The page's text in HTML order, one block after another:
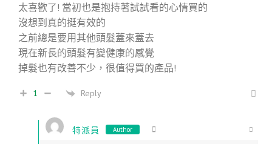
太喜歡了! 當初也是抱持著試試看的心情買的
沒想到真的挺有效的
之前總是要用其他頭髮蓋來蓋去
現在新長的頭髮有變健康的感覺
掉髮也有改善不少，很值得買的產品!
1 Reply
特派員 Author